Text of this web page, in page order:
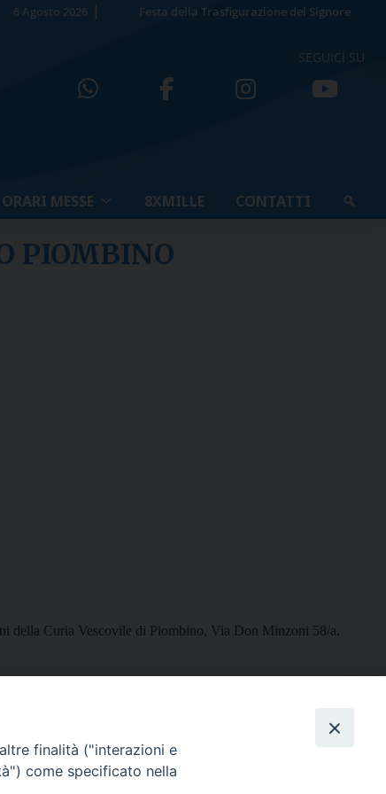
6 Agosto 2026 Festa della Trasfigurazione del Signore
SEGUICI SU
ORARI MESSE 8XMILLE CONTATTI
PIOMBINO
della Curia Vescovile di Piombino, Via Don Minzoni 58/a.
SEGUICI SU
finalità ("interazioni e
come specificato nella